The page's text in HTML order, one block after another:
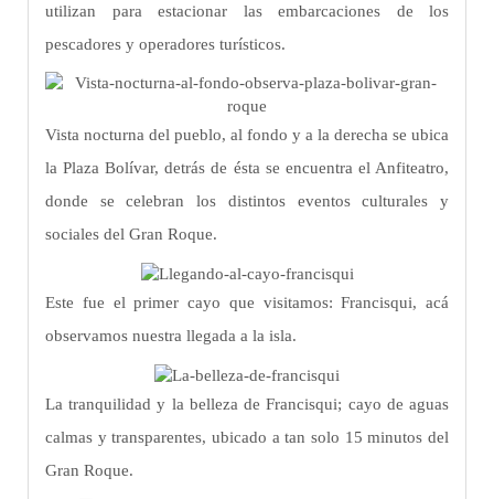
utilizan para estacionar las embarcaciones de los
pescadores y operadores turísticos.
Vista nocturna del pueblo, al fondo y a la derecha se ubica
la Plaza Bolívar, detrás de ésta se encuentra el Anfiteatro,
donde se celebran los distintos eventos culturales y
sociales del Gran Roque.
Este fue el primer cayo que visitamos: Francisqui, acá
observamos nuestra llegada a la isla.
La tranquilidad y la belleza de Francisqui; cayo de aguas
calmas y transparentes, ubicado a tan solo 15 minutos del
Gran Roque.